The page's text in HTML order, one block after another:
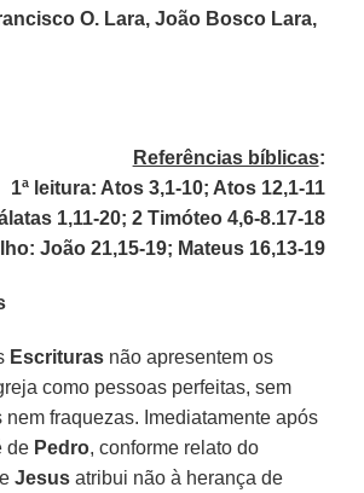
O. Lara, João Bosco Lara,
Referências bíblicas:
1ª leitura: Atos 3,1-10; Atos 12,1-11
1,11-20; 2 Timóteo 4,6-8.17-18
João 21,15-19; Mateus 16,13-19
Escrituras não apresentem os
como pessoas perfeitas, sem
nem fraquezas. Imediatamente após
de Pedro, conforme relato do
Jesus atribui não à herança de